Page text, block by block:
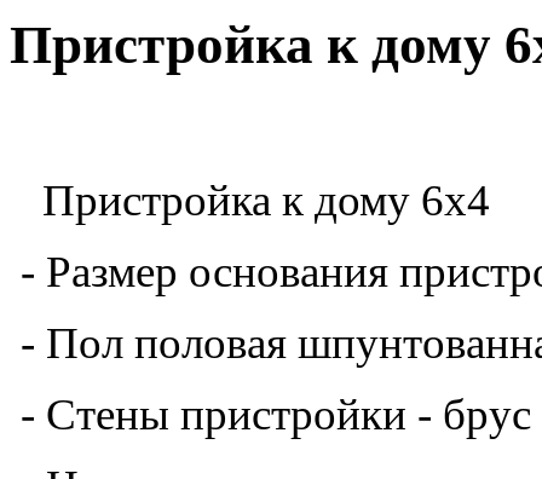
- Пол половая
- Наружняя отделка
- Крышапристройки-
- Тип крыши -
- Потолок - евровагонка